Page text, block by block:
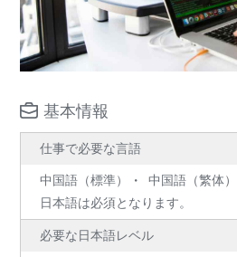
基本情報
仕事で必要な言語
中国語（標準） 中国語（繁体）
日本語は必須となります。
必要な日本語レベル